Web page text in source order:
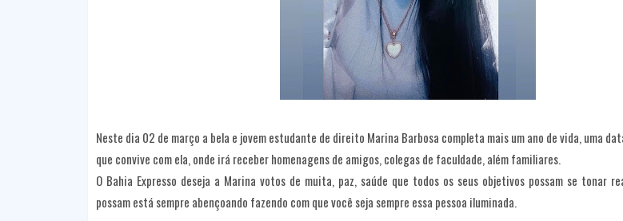
Neste dia 02 de março a bela e jovem estudante de direito Marina Barbosa completa mais um ano de vida, uma
que convive com ela, onde irá receber homenagens de amigos, colegas de faculdade, além familiares.
O Bahia Expresso deseja a Marina votos de muita, paz, saúde que todos os seus objetivos possam se tonar
possam está sempre abençoando fazendo com que você seja sempre essa pessoa iluminada.